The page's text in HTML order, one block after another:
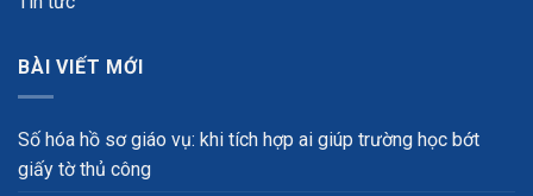
BÀI VIẾT MỚI
Số hóa hồ sơ giáo vụ: khi tích hợp ai giúp trường học bớt
giấy tờ thủ công